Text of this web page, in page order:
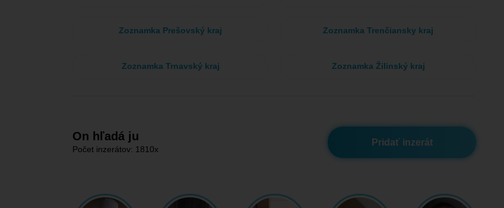
Zoznamka Prešovský kraj Zoznamka Trenčiansky kraj
Zoznamka Trnavský kraj Zoznamka Žilinský kraj
Pridať inzerát
On hľadá ju
Počet inzerátov: 1810x